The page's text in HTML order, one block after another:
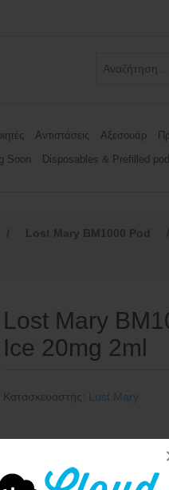
Αντιστάσεις Αξεσουάρ
Soon Disposables & Prefilled
/ Lost Mary BM1000 Pod
/
Lost Mary
Ice 20mg 2ml
Κατασκευαστής: Lost Mary